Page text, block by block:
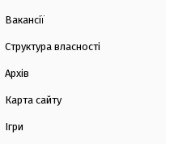
Вакансії
Структура власності
Архів
Карта сайту
Ігри